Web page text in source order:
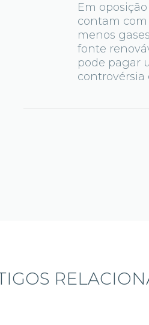
Em
contam com
menos
fonte
pode pagar
controvérsia